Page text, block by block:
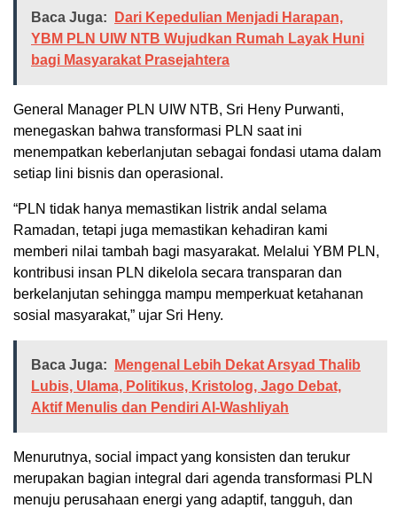
Baca Juga:
Dari Kepedulian Menjadi Harapan,
YBM PLN UIW NTB Wujudkan Rumah Layak Huni
bagi Masyarakat Prasejahtera
General Manager PLN UIW NTB, Sri Heny Purwanti,
menegaskan bahwa transformasi PLN saat ini
menempatkan keberlanjutan sebagai fondasi utama dalam
setiap lini bisnis dan operasional.
“PLN tidak hanya memastikan listrik andal selama
Ramadan, tetapi juga memastikan kehadiran kami
memberi nilai tambah bagi masyarakat. Melalui YBM PLN,
kontribusi insan PLN dikelola secara transparan dan
berkelanjutan sehingga mampu memperkuat ketahanan
sosial masyarakat,” ujar Sri Heny.
Baca Juga:
Mengenal Lebih Dekat Arsyad Thalib
Lubis, Ulama, Politikus, Kristolog, Jago Debat,
Aktif Menulis dan Pendiri Al-Washliyah
Menurutnya, social impact yang konsisten dan terukur
merupakan bagian integral dari agenda transformasi PLN
menuju perusahaan energi yang adaptif, tangguh, dan